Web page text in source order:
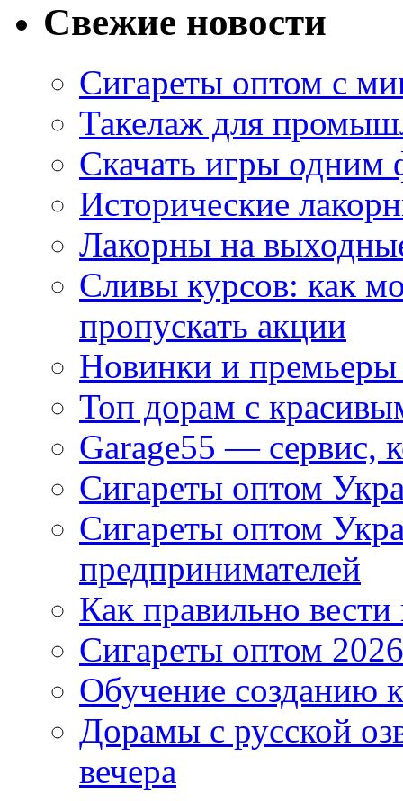
Свежие новости
Сигареты оптом с
Такелаж для
Скачать игры одним
Исторические
Лакорны на
Сливы курсов: как
пропускать акции
Новинки и
Топ дорам с
Garage55 — сервис,
Сигареты оптом
Сигареты оптом
предпринимателей
Как правильно
Сигареты оптом
Обучение созданию
Дорамы с русской
вечера